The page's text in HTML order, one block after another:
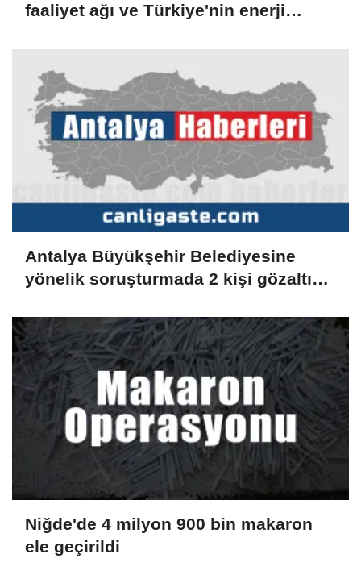
faaliyet ağı ve Türkiye'nin enerji
Antalya Büyükşehir Belediyesine
yönelik soruşturmada 2 kişi gözaltına
Niğde'de 4 milyon 900 bin makaron
ele geçirildi